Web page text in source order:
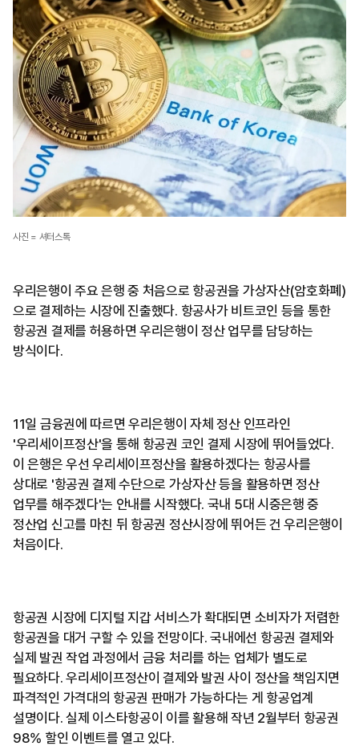
사진 = 셔터스톡
우리은행이 주요 은행 중 처음으로 항공권을 가상자산(암호화폐)
으로 결제하는 시장에 진출했다. 항공사가 비트코인 등을 통한
항공권 결제를 허용하면 우리은행이 정산 업무를 담당하는
방식이다.
11일 금융권에 따르면 우리은행이 자체 정산 인프라인
'우리세이프정산'을 통해 항공권 코인 결제 시장에 뛰어들었다.
이 은행은 우선 우리세이프정산을 활용하겠다는 항공사를
상대로 '항공권 결제 수단으로 가상자산 등을 활용하면 정산
업무를 해주겠다'는 안내를 시작했다. 국내 5대 시중은행 중
정산업 신고를 마친 뒤 항공권 정산시장에 뛰어든 건 우리은행이
처음이다.
항공권 시장에 디지털 지갑 서비스가 확대되면 소비자가 저렴한
항공권을 대거 구할 수 있을 전망이다. 국내에선 항공권 결제와
실제 발권 작업 과정에서 금융 처리를 하는 업체가 별도로
필요하다. 우리세이프정산이 결제와 발권 사이 정산을 책임지면
파격적인 가격대의 항공권 판매가 가능하다는 게 항공업계
설명이다. 실제 이스타항공이 이를 활용해 작년 2월부터 항공권
98% 할인 이벤트를 열고 있다.